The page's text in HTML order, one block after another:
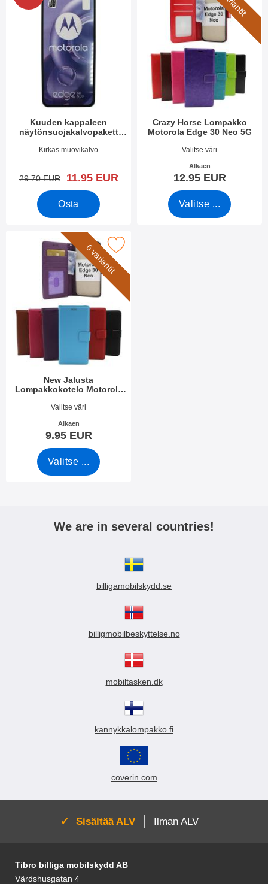
Kuuden kappaleen
näytönsuojakalvopakett
Tuote.nro 45113
Kirkas muovikalvo
vanha hinta
29.70 EUR uusi hinta
11.95 EUR
Osta
Crazy Horse Lompakko
Motorola Edge 30 Neo 5G
Tuote.nro 45110
Valitse väri
Alkaen
12.95 EUR
Valitse ...
6 variantit
New Jalusta
Lompakkokotelo Motorola
Tuote.nro 45106
Valitse väri
Alkaen
9.95 EUR
Valitse ...
Jalusta Lompakkokotelo Motorola Edge 30 Neo 5G
We are in several countries!
billigamobilskydd.se
billigmobilbeskyttelse.no
mobiltasken.dk
kannykkalompakko.fi
coverin.com
Aktivoi:
Sisältää ALV Ilman ALV
Alatunnisteen sisältö Sekalaista tietoa ja
Tibro billiga mobilskydd AB
Värdshusgatan 4